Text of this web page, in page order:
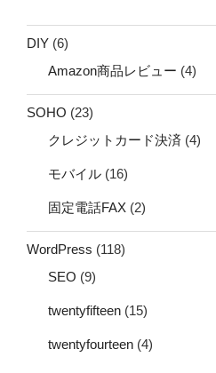
DIY (6)
Amazon商品レビュー (4)
SOHO (23)
クレジットカード決済 (4)
モバイル (16)
固定電話FAX (2)
WordPress (118)
SEO (9)
twentyfifteen (15)
twentyfourteen (4)